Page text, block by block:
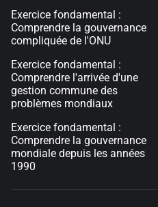
Exercice fondamental :
Comprendre la gouvernance
compliquée de l'ONU
Exercice fondamental :
Comprendre l'arrivée d'une
gestion commune des
problèmes mondiaux
Exercice fondamental :
Comprendre la gouvernance
mondiale depuis les années
1990